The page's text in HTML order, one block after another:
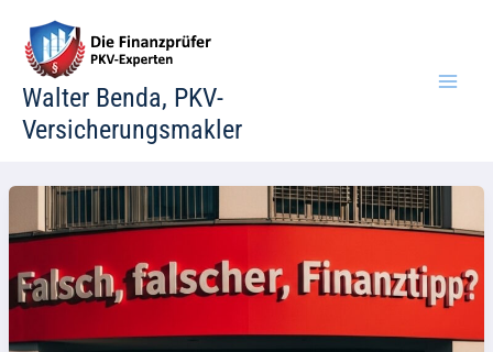
Inhalt
springen
Walter Benda, PKV-
Versicherungsmakler